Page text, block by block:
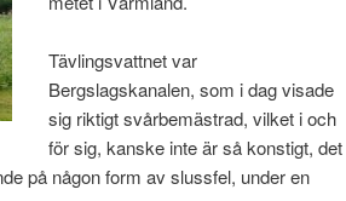
Tävlingsvattnet var
Bergslagskanalen, som i dag visade
sig riktigt svårbemästrad, vilket i och
för sig, kanske inte är så konstigt, det
på någon form av slussfel, under en